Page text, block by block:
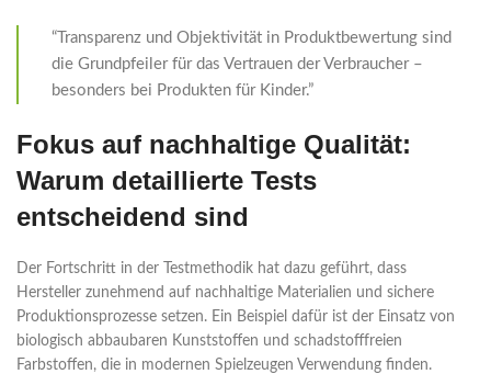
“Transparenz und Objektivität in Produktbewertung sind
die Grundpfeiler für das Vertrauen der Verbraucher –
besonders bei Produkten für Kinder.”
Fokus auf nachhaltige Qualität:
Warum detaillierte Tests
entscheidend sind
Der Fortschritt in der Testmethodik hat dazu geführt, dass
Hersteller zunehmend auf nachhaltige Materialien und sichere
Produktionsprozesse setzen. Ein Beispiel dafür ist der Einsatz von
biologisch abbaubaren Kunststoffen und schadstofffreien
Farbstoffen, die in modernen Spielzeugen Verwendung finden.